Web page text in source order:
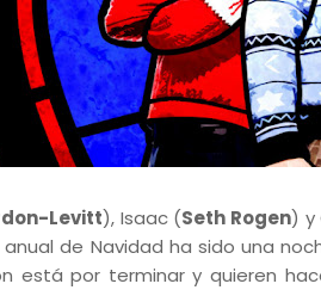
Levitt), Isaac (Seth Rogen) y
de Navidad ha sido una
está por terminar y quieren